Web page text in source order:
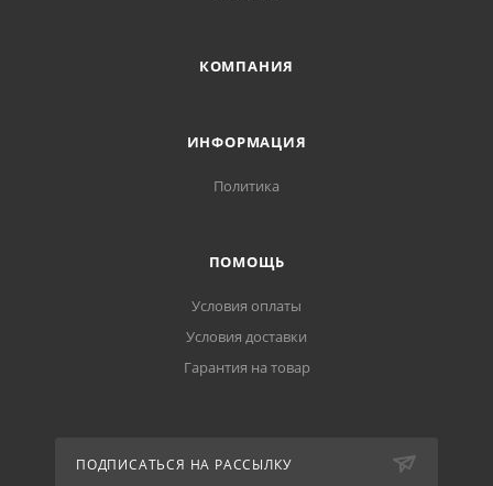
КОМПАНИЯ
ИНФОРМАЦИЯ
Политика
ПОМОЩЬ
Условия оплаты
Условия доставки
Гарантия на товар
ПОДПИСАТЬСЯ НА РАССЫЛКУ